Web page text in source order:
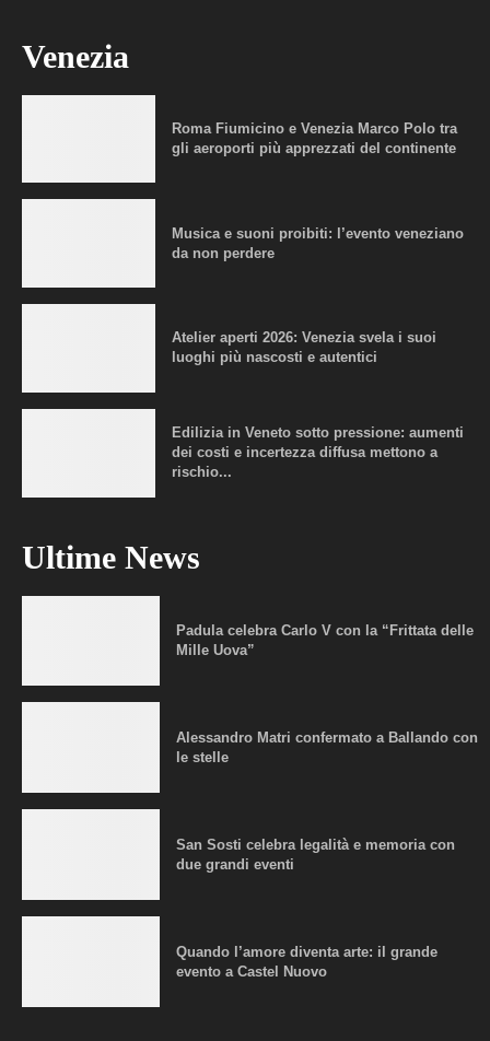
Venezia
Roma Fiumicino e Venezia Marco Polo tra
gli aeroporti più apprezzati del continente
Musica e suoni proibiti: l’evento veneziano
da non perdere
Atelier aperti 2026: Venezia svela i suoi
luoghi più nascosti e autentici
Edilizia in Veneto sotto pressione: aumenti
dei costi e incertezza diffusa mettono a
rischio...
Ultime News
Padula celebra Carlo V con la “Frittata delle
Mille Uova”
Alessandro Matri confermato a Ballando con
le stelle
San Sosti celebra legalità e memoria con
due grandi eventi
Quando l’amore diventa arte: il grande
evento a Castel Nuovo